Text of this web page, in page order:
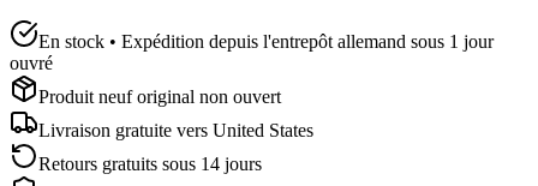
En stock • Expédition depuis l'entrepôt allemand sous 1 jour
ouvré
Produit neuf original non ouvert
Livraison gratuite vers United States
Retours gratuits sous 14 jours